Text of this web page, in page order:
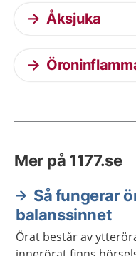
Åksjuka
Mer på 1177.se
Så fungerar
balanssinnet
Örat består av